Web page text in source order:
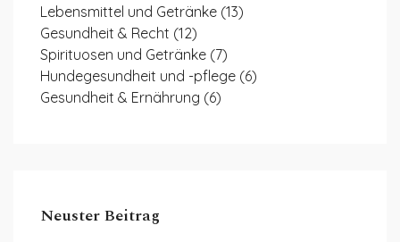
Lebensmittel und Getränke (13)
Gesundheit & Recht (12)
Spirituosen und Getränke (7)
Hundegesundheit und -pflege (6)
Gesundheit & Ernährung (6)
Neuster Beitrag